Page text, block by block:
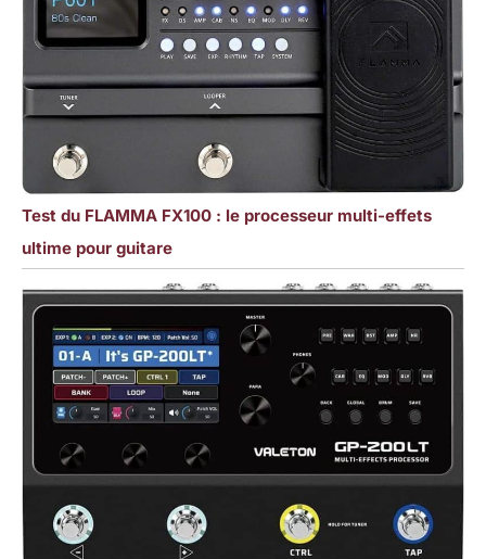
Test du FLAMMA FX100 : le processeur multi-effets
ultime pour guitare